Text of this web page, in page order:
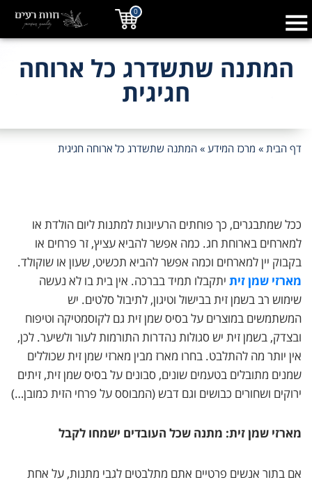
0
המתנה שתשדרג כל ארוחה
חגיגית
דף הבית » מרכז המידע » המתנה שתשדרג כל ארוחה חגיגית
ככל שמתבגרים, כך פוחתים הרעיונות למתנות ליום הולדת או
למארחים בארוחת חג. כמה אפשר להביא עציץ, זר פרחים או
בקבוק יין למארחים וכמה אפשר להביא תכשיט, שעון או שוקולד.
מארזי שמן זית יתקבלו תמיד בברכה. אין בית בו לא נעשה
שימוש רב בשמן זית בבישול וטיגון, לתיבול סלטים. יש
המשתמשים במוצרים על בסיס שמן זית גם לקוסמטיקה וטיפוח
ובצדק, בשמן זית יש סגולות נהדרות התורמות לעור ולשיער. לכן,
אין יותר מה להתלבט. בחרו מארז מבין מארזי שמן זית שכוללים
שמנים מתובלים בטעמים שונים, סבונים על בסיס שמן זית, זיתים
ירוקים ושחורים כבושים וגם דבש (המבוסס על פרחי הזית כמובן…)
מארזי שמן זית: מתנה שכל העובדים ישמחו לקבל
אם בתור אנשים פרטיים אתם מתלבטים לגבי מתנות, על אחת